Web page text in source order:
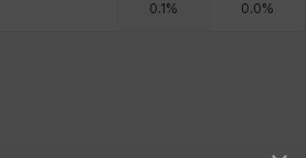
0.1 % 0.0%